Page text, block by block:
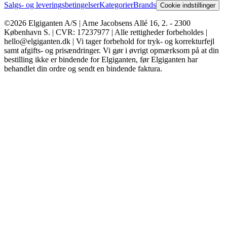
Salgs- og leveringsbetingelserKategorierBrands Cookie indstillinger
©2026 Elgiganten A/S | Arne Jacobsens Allé 16, 2. - 2300
København S. | CVR: 17237977 | Alle rettigheder forbeholdes |
hello@elgiganten.dk | Vi tager forbehold for tryk- og korrekturfejl
samt afgifts- og prisændringer. Vi gør i øvrigt opmærksom på at din
bestilling ikke er bindende for Elgiganten, før Elgiganten har
behandlet din ordre og sendt en bindende faktura.